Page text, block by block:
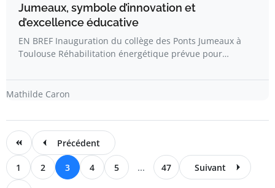
Jumeaux, symbole d’innovation et
d’excellence éducative
EN BREF Inauguration du collège des Ponts Jumeaux à
Toulouse Réhabilitation énergétique prévue pour…
Mathilde Caron
Précédent
1 2 3 4 5 ... 47 Suivant